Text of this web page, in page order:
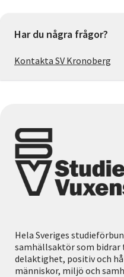
Har du några frågor?
Kontakta SV Kronoberg
Hela Sveriges
samhällsaktör som
delaktighet, positiv och
människor, miljö och